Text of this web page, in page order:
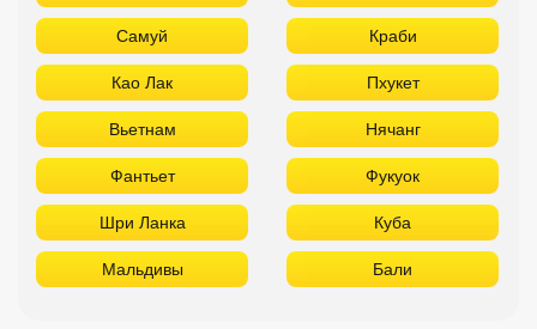
Самуй Краби
Као Лак Пхукет
Вьетнам Нячанг
Фантьет Фукуок
Шри Ланка Куба
Мальдивы Бали